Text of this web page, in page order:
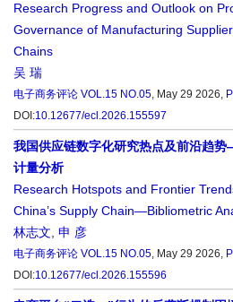
Research Progress and Outlook on
Governance of Manufacturing
Chains
吴 瑞
电子商务评论 VOL.15 NO.05, May 29 2026,
DOI:10.12677/ecl.2026.155597
我国供应链数字化研究热点及前沿趋
计量分析
Research Hotspots and Frontier
China’s Supply Chain—Bibliometric
林志文, 申 彦
电子商务评论 VOL.15 NO.05, May 29 2026,
DOI:10.12677/ecl.2026.155596